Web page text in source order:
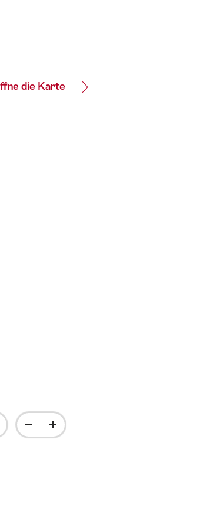
die Karte
um das Flyout mit mehr Informationen zu öffnen